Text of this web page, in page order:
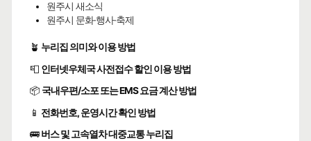
원주시 새소식
원주시 문화·행사·축제
🪴 누리집 의미와 이용 방법
📮 인터넷우체국 사전접수 할인 이용 방법
📦 국내우편/소포 또는 EMS 요금 계산 방법
📱 전화번호, 운영시간 확인 방법
🚌버스 및 고속열차 대중교통 누리집